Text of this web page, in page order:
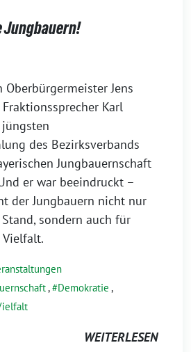
Jungbauern!
Oberbürgermeister Jens
Karl
des Bezirksverbands
Jungbauernschaft
er war beeindruckt –
der Jungbauern nicht nur
sondern auch für
, Demokratie ,
WEITERLESEN